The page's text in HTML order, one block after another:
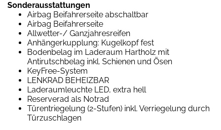
Sonderausstattungen
Airbag Beifahrerseite abschaltbar
Airbag Beifahrerseite
Allwetter-/ Ganzjahresreifen
Anhängerkupplung: Kugelkopf fest
Bodenbelag im Laderaum Hartholz mit
Antirutschbelag inkl. Schienen und Ösen
KeyFree-System
LENKRAD BEHEIZBAR
Laderaumleuchte LED, extra hell
Reserverad als Notrad
Türentriegelung (2-Stufen) inkl. Verriegelung durch
Türzuschlagen